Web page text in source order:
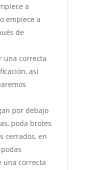
a
empiece a
de
una correcta
así
por debajo
poda brotes
cerrados, en
una correcta